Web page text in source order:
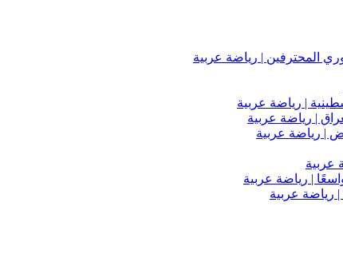
المحترفين | رياضة عربية
| رياضة عربية
| رياضة عربية
عربية
| رياضة عربية
عربية